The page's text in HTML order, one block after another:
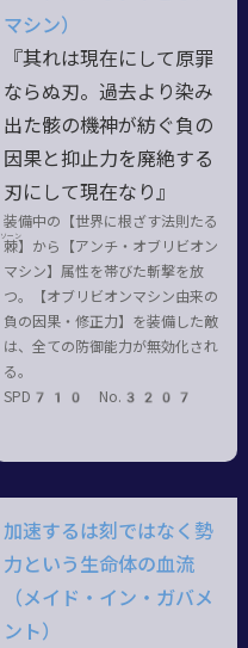
マシン）
『其れは現在にして原罪
ならぬ刃。過去より染み
出た骸の機神が紡ぐ負の
因果と抑止力を廃絶する
刃にして現在なり』
装備中の【世界に根ざす法則たる
棘
ソーン
】から【アンチ・オブリビオン
マシン】属性を帯びた斬撃を放
つ。【オブリビオンマシン由来の
負の因果・修正力】を装備した敵
は、全ての防御能力が無効化され
る。
SPD710 No.3207
加速するは刻ではなく勢
力という生命体の血流
（メイド・イン・ガバメ
ント）